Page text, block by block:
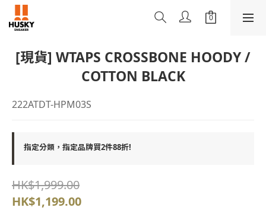
[現貨] WTAPS CROSSBONE HOODY /
COTTON BLACK
222ATDT-HPM03S
指定分類，指定品牌買2件88折!
HK$1,999.00
HK$1,199.00